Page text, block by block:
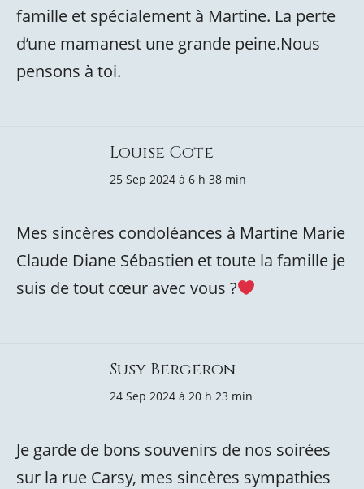
famille et spécialement à Martine. La perte
d’une mamanest une grande peine.Nous
pensons à toi.
Louise Cote
25 Sep 2024 à 6 h 38 min
Mes sincères condoléances à Martine Marie
Claude Diane Sébastien et toute la famille je
suis de tout cœur avec vous ?
Susy Bergeron
24 Sep 2024 à 20 h 23 min
Je garde de bons souvenirs de nos soirées
sur la rue Carsy, mes sincères sympathies